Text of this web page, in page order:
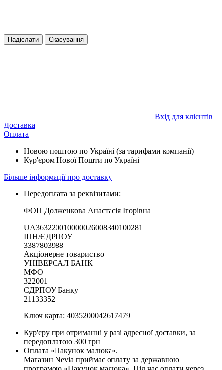
Надіслати Скасування
Вхід для клієнтів
Доставка
Оплата
Новою поштою по Україні (за тарифами компанії)
Кур'єром Нової Пошти по Україні
Більше інформації про доставку
Передоплата за реквізитами:
ФОП Долженкова Анастасія Ігорівна
UA363220010000026008340100281
ІПН/ЄДРПОУ
3387803988
Акціонерне товариство
УНІВЕРСАЛ БАНК
МФО
322001
ЄДРПОУ Банку
21133352
Ключ карта: 4035200042617479
Кур'єру при отриманні у разі адресної доставки, за
передоплатою 300 грн
Оплата «Пакунок малюка».
Магазин Nevia приймає оплату за державною
програмою «Пакунок малюка». Під час оплати через